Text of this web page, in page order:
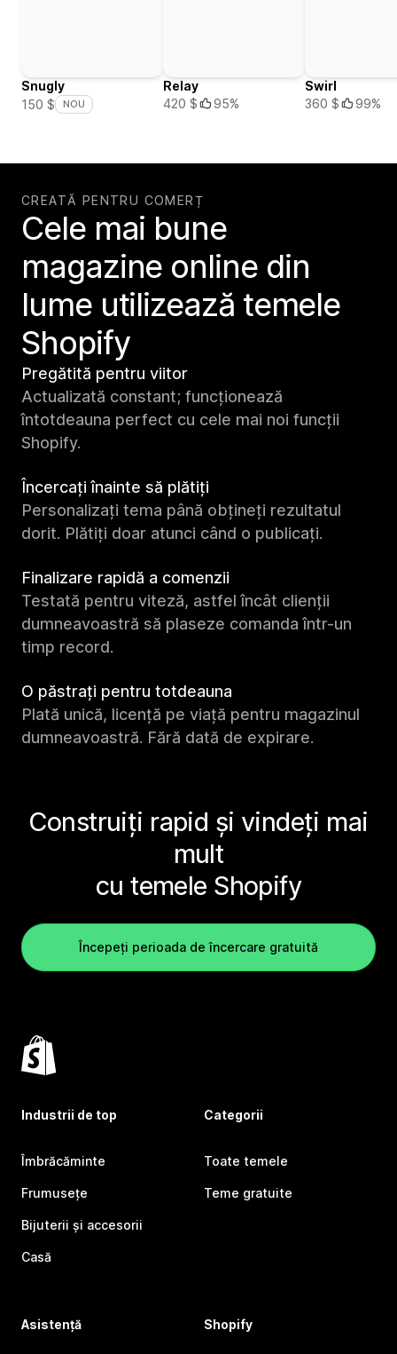
Snugly
150 $
NOU
Relay
420 $
95%
Swirl
360 $
99%
CREATĂ PENTRU COMERȚ
Cele mai bune
magazine online din
lume utilizează temele
Shopify
Pregătită pentru viitor
Actualizată constant; funcționează
întotdeauna perfect cu cele mai noi funcții
Shopify.
Încercați înainte să plătiți
Personalizați tema până obțineți rezultatul
dorit. Plătiți doar atunci când o publicați.
Finalizare rapidă a comenzii
Testată pentru viteză, astfel încât clienții
dumneavoastră să plaseze comanda într-un
timp record.
O păstrați pentru totdeauna
Plată unică, licență pe viață pentru magazinul
dumneavoastră. Fără dată de expirare.
Construiți rapid și vindeți mai
mult
cu temele Shopify
Începeți perioada de încercare gratuită
Industrii de top
Îmbrăcăminte
Frumusețe
Bijuterii și accesorii
Casă
Categorii
Toate temele
Teme gratuite
Asistență Shopify